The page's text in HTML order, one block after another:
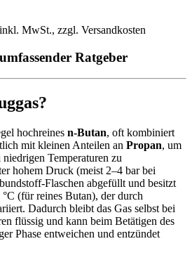
MwSt., zzgl. Versandkosten
Ratgeber
hochreines n‑Butan, oft kombiniert
mit kleinen Anteilen an Propan, um
Temperaturen zu
hohem Druck (meist 2–4 bar bei
abgefüllt und besitzt
(für reines Butan), der durch
Dadurch bleibt das Gas selbst bei
flüssig und kann beim Betätigen des
Phase entweichen und entzündet